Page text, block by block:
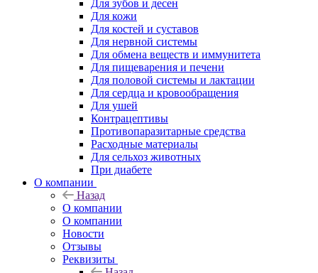
Для зубов и десен
Для кожи
Для костей и суставов
Для нервной системы
Для обмена веществ и иммунитета
Для пищеварения и печени
Для половой системы и лактации
Для сердца и кровообращения
Для ушей
Контрацептивы
Противопаразитарные средства
Расходные материалы
Для сельхоз животных
При диабете
О компании
Назад
О компании
О компании
Новости
Отзывы
Реквизиты